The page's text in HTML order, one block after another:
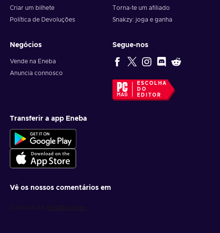
Criar um bilhete
Política de Devoluções
Torna-te um afiliado
Snakzy: joga e ganha
Negócios
Vende na Eneba
Anuncia connosco
Segue-nos
ESCOLHA
DO
EDITOR
Transferir a app Eneba
Vê os nossos comentários em